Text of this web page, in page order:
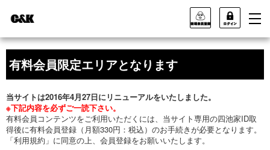
有料会員限定エリアとなります
当サイトは2016年4月27日にリニューアルをいたしました。
※下記内容を必ずご一読下さい。
有料会員コンテンツをご利用いただくには、当サイト専用の四池家ID取
得後に有料会員登録（月額330円：税込）のお手続きが必要となります。
「利用規約」に同意の上、会員登録をお願いいたします。